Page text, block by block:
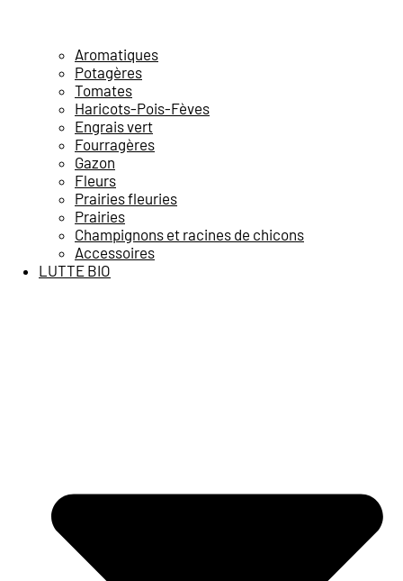
Aromatiques
Potagères
Tomates
Haricots-Pois-Fèves
Engrais vert
Fourragères
Gazon
Fleurs
Prairies fleuries
Prairies
Champignons et racines de chicons
Accessoires
LUTTE BIO